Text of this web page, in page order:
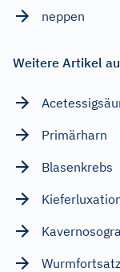
neppen
Weitere Artikel
Primärharn
Blasenkrebs
Wurmfortsatz